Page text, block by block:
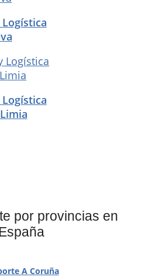
por provincias en
A Coruña